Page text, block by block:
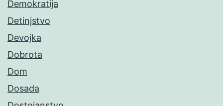
Demokratija
Detinjstvo
Devojka
Dobrota
Dom
Dosada